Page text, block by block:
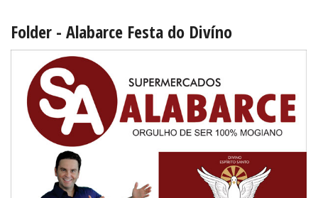
Folder - Alabarce Festa do Divíno